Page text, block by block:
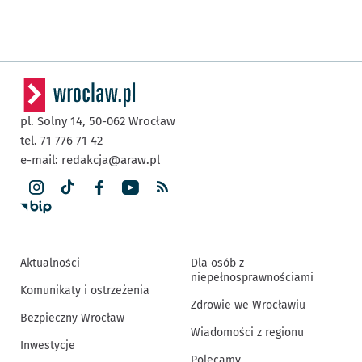
pl. Solny 14, 50-062 Wrocław
tel. 71 776 71 42
e-mail: redakcja@araw.pl
Aktualności
Komunikaty i ostrzeżenia
Bezpieczny Wrocław
Inwestycje
Dla osób z
niepełnosprawnościami
Zdrowie we Wrocławiu
Wiadomości z regionu